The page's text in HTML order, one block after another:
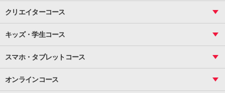
資料作成（基礎）
資料作成（応用）
Word
文書作成（応用）
文書作成（デザイン活用）
ビジネス統計
CS
サーティファイ
案内文書・レター・はがき・POP作成
インターネット活用
メール活用
クリエイターコース
基礎
応用
Illustrator
基礎
応用
HTML/CSS
キッズ・学生コース
プライマリー（年長～小２）
スタンダード（小３～小６）
マインクラフト（年長～小６）
スマホ・タブレットコース
初めてのLINE
オンラインコース